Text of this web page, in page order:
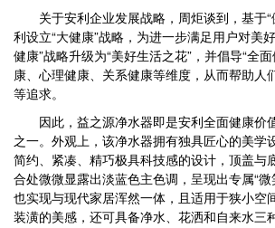
关于安利企业发展战略，周炬谈到，基于“
利设立“大健康”战略，为进一步满足用户对美
健康”战略升级为“美好生活之花”，并倡导“全
康、心理健康、关系健康等维度，从而帮助人
等追求。
因此，益之源净水器即是安利全面健康价
之一。外观上，该净水器拥有独具匠心的美学
简约、紧凑、精巧极具科技感的设计，顶盖与
合处微微显露出淡蓝色主色调，呈现出专属“微
也实现与现代家居浑然一体，且适用于狭小空
装潢的美感，还可具备净水、花洒和自来水三